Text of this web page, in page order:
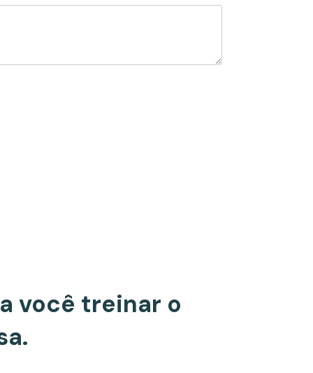
você treinar o